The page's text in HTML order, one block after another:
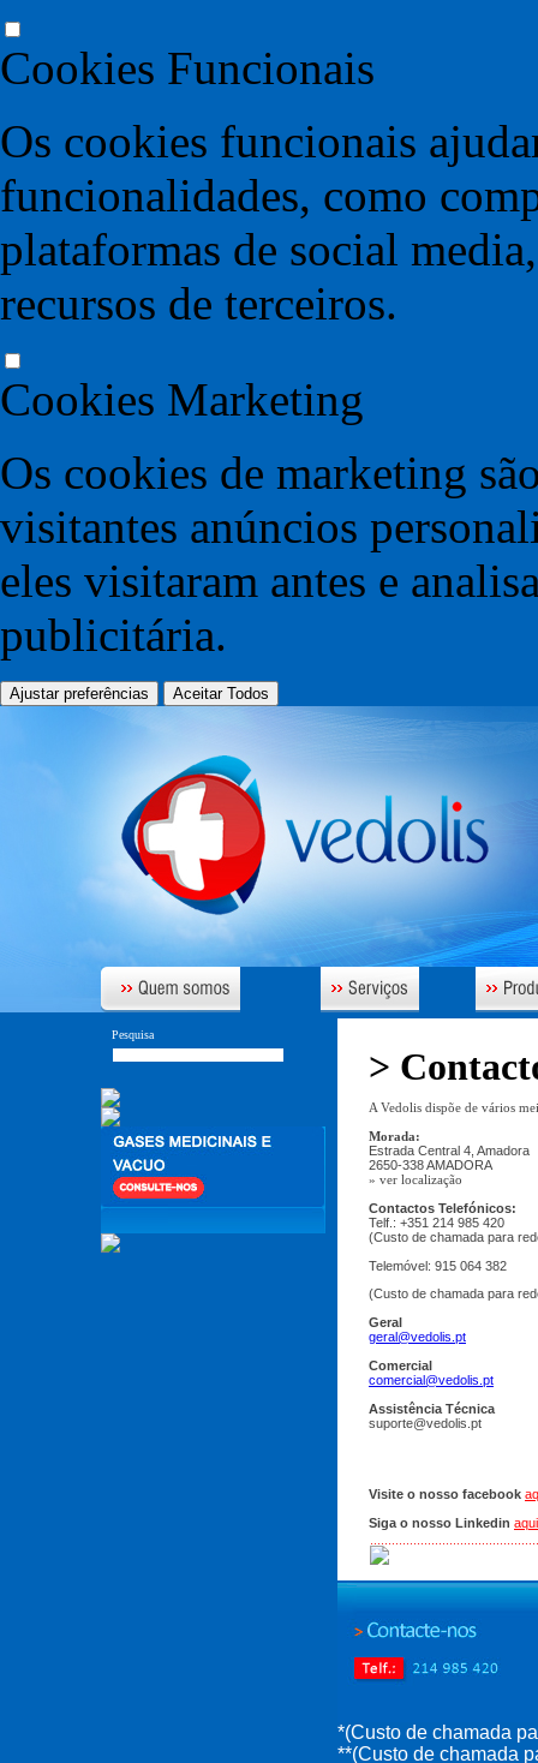
Cookies Funcionais
Os cookies funcionais
funcionalidades, como
plataformas de social
recursos de terceiros.
Cookies Marketing
Os cookies de marketing
visitantes anúncios
eles visitaram antes e
publicitária.
Ajustar preferências Aceitar Todos
Pesquisa
>
A Vedolis dispõe de vários
Morada:
Estrada Central 4, Amadora
2650-338 AMADORA
» ver localização
Contactos Telefónicos:
Telf.: +351 214 985 420
(Custo de chamada para
Telemóvel: 915 064 382
(Custo de chamada para
Geral
geral@vedolis.pt
Comercial
comercial@vedolis.pt
Assistência Técnica
suporte@vedolis.pt
Visite o nosso facebook
Siga o nosso Linkedin aqui
*(Custo de chamada
**(Custo de chamada